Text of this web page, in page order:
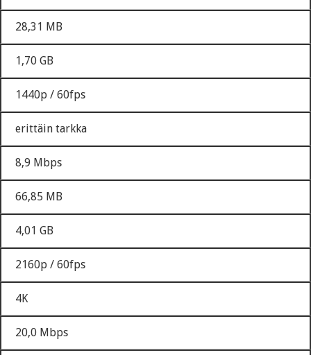
28,31 MB
1,70 GB
1440p / 60fps
erittäin tarkka
8,9 Mbps
66,85 MB
4,01 GB
2160p / 60fps
4K
20,0 Mbps